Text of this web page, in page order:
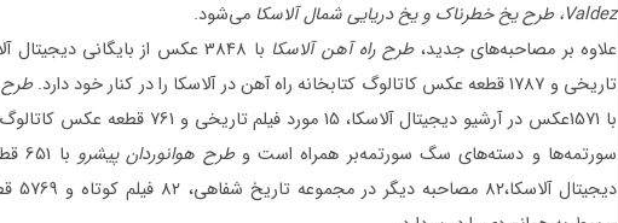
Valdez، طرح یخ خطرناک و یخ دریایی شمال آلاسکا می‌شود.
علاوه بر مصاحبه‌های جدید،طرح راه آهن آلاسکا
تاریخی و 1787 قطعه عکس کاتالوگ کتابخانه راه آهن در آلاسکا را در کنار خود دارد.
طرح
با 1571عکس در آرشیو دیجیتال آلاسکا، 15 مورد
سورتمه‌ها و دسته‌های سگ سورتمه‌بر همراه است وطرح هوانوردان پیشرو
با
دیجیتال